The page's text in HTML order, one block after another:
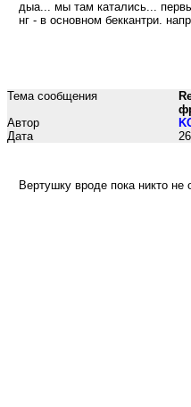
дыа... мы там катались...
нг - в основном беккантри.
Тема сообщения
Автор
Дата
Вертушку вроде пока никто не